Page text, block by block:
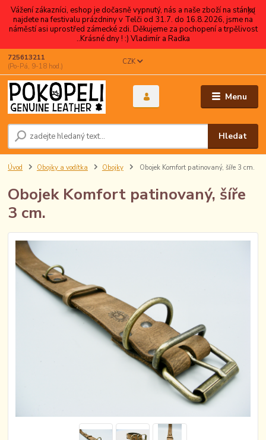
Vážení zákazníci, eshop je dočasně vypnutý, nás a naše zboží na stánku
najdete na festivalu prázdniny v Telči od 31.7. do 16.8.2026, jsme na
náměstí asi uprostřed zámecké zdi. Děkujeme za pochopení a trpělivost
..Krásné dny ! :) Vladimír a Radka
Menu
CZK
Hledat
725613211
(Po-Pá, 9-18 hod.)
Úvod Obojky a vodítka Obojky Obojek Komfort patinovaný, šíře 3 cm.
Obojek Komfort patinovaný, šíře
3 cm.